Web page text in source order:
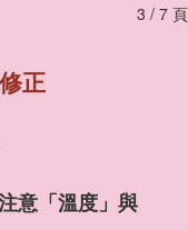
3 / 7 頁
正
意「溫度」與